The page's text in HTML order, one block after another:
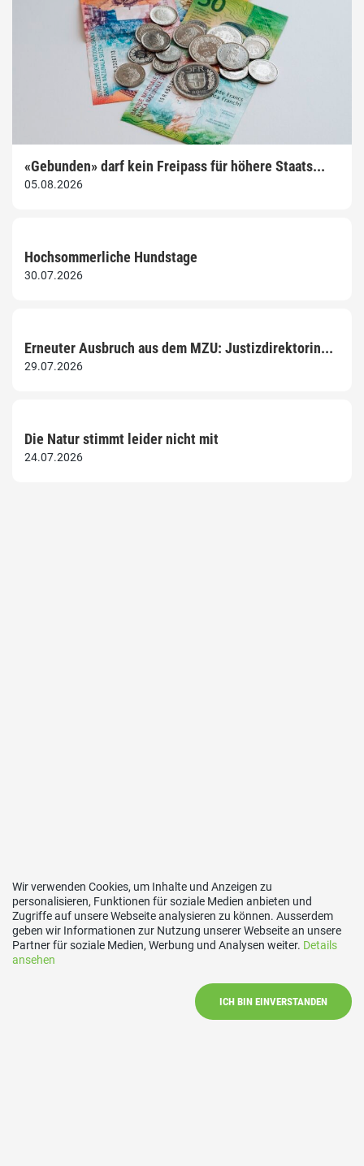
«Gebunden» darf kein Freipass für höhere Staats...
05.08.2026
Hochsommerliche Hundstage
30.07.2026
Erneuter Ausbruch aus dem MZU: Justizdirektorin...
29.07.2026
Die Natur stimmt leider nicht mit
24.07.2026
Links
Wir verwenden Cookies, um Inhalte und Anzeigen zu
personalisieren, Funktionen für soziale Medien anbieten und
Zugriffe auf unsere Webseite analysieren zu können. Ausserdem
geben wir Informationen zur Nutzung unserer Webseite an unsere
Partner für soziale Medien, Werbung und Analysen weiter. Details
ansehen
ICH BIN EINVERSTANDEN